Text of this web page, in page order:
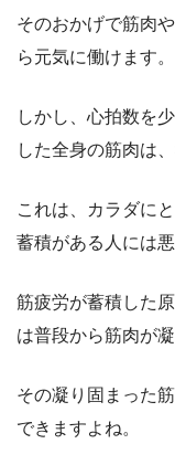
そのおかげで筋肉
ら元気に働けます。
しかし、心拍数を
した全身の筋肉は
これは、カラダに
蓄積がある人には
筋疲労が蓄積した
は普段から筋肉が
その凝り固まった
できますよね。